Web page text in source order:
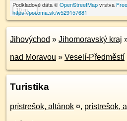
10 m
Podkladové dáta ©OpenStreetMapvrstva
https://poi.oma.sk/w529157681
Jihovýchod » Jihomoravský kraj
nad Moravou » Veselí-Předměstí
Turistika
prístrešok, altánok ¤, prístrešok,